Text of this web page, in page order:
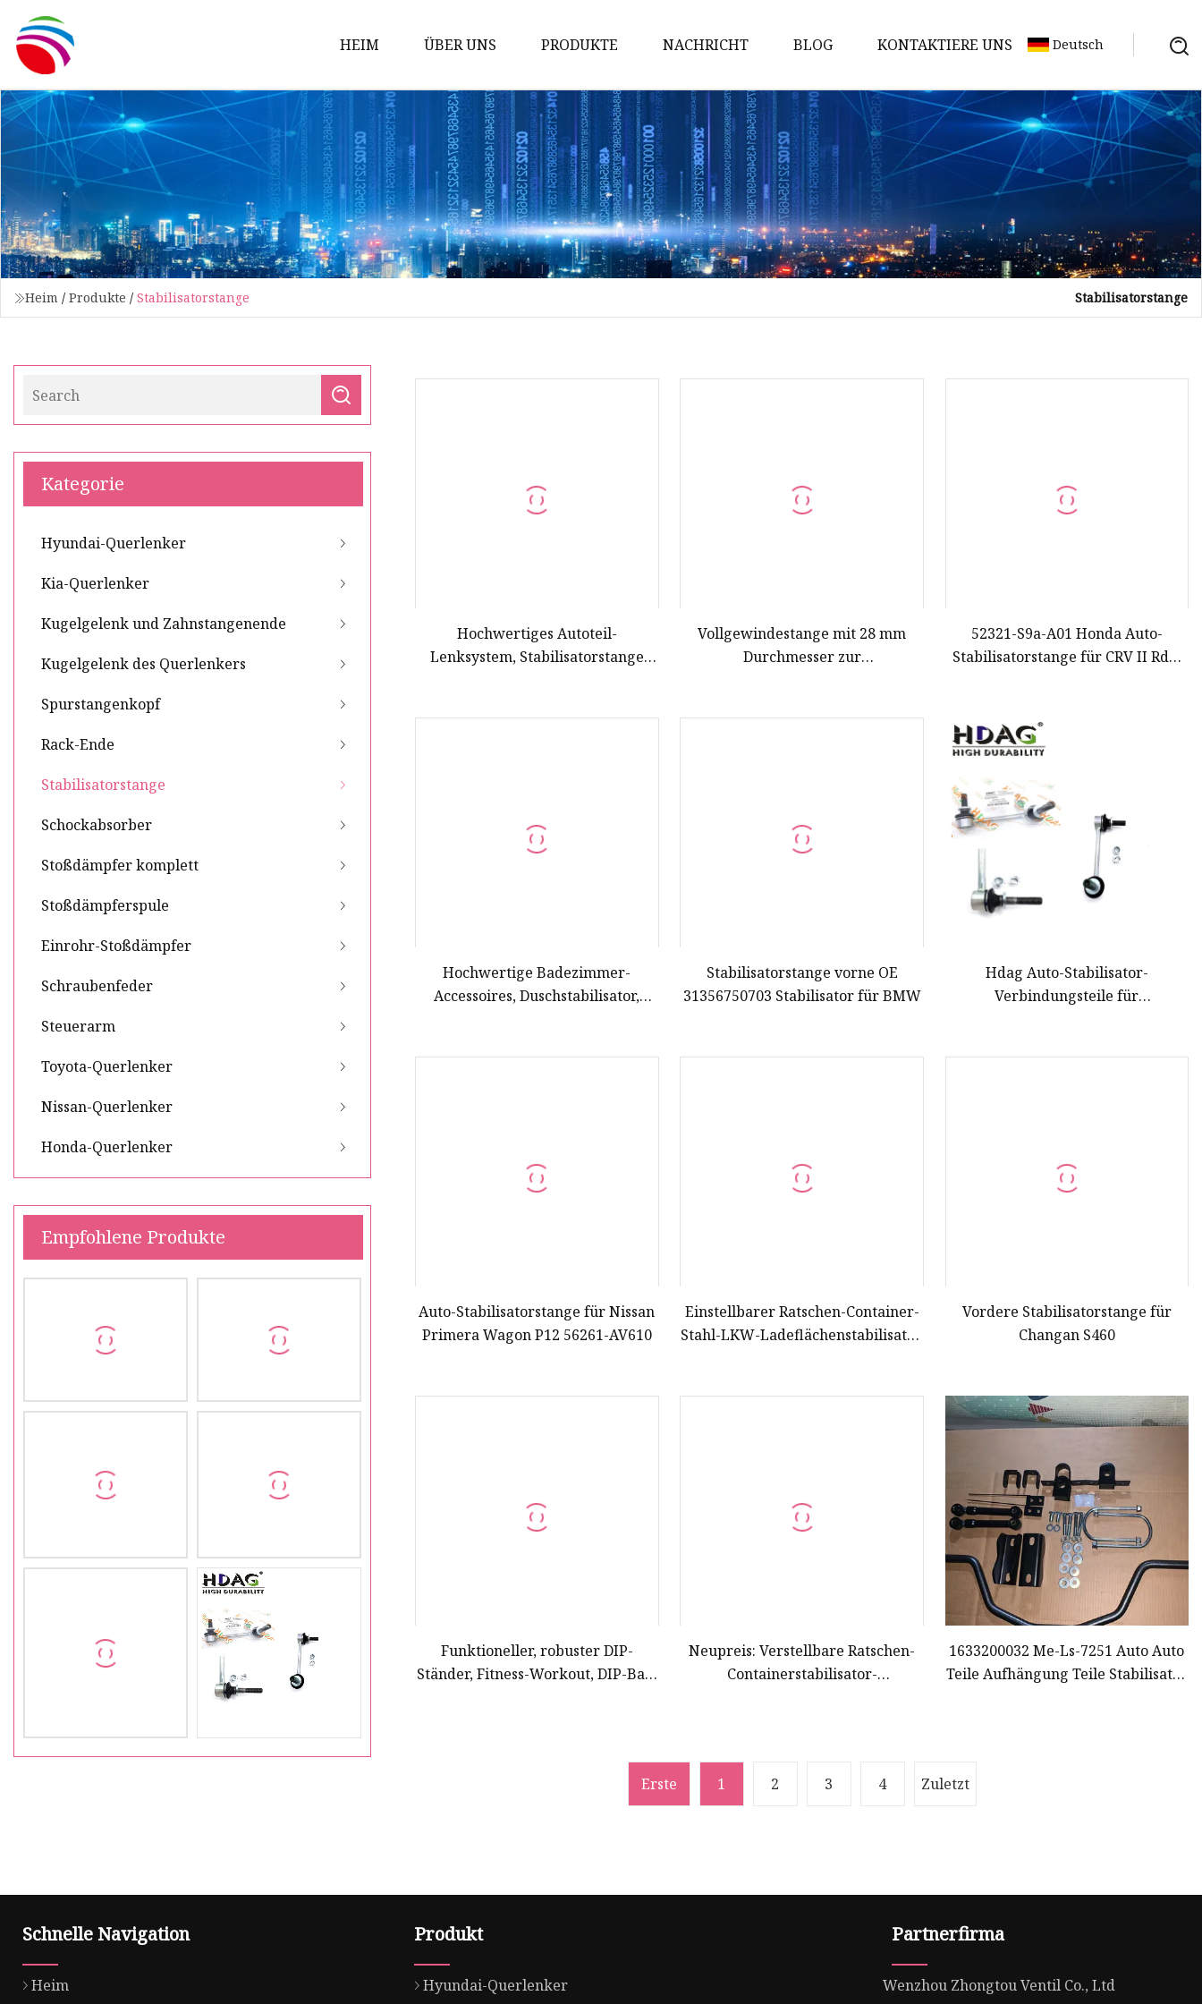
HEIM ÜBER UNS PRODUKTE
Hyundai-Querlenker
Kia-Querlenker
Kugelgelenk und
Zahnstangenende
Kugelgelenk des Querlenkers
Spurstangenkopf
NACHRICHT BLOG KONTAKTIERE UNS Deutsch
Heim / Produkte / Stabilisatorstange Stabilisatorstange
Kategorie
Hyundai-Querlenker
Kia-Querlenker
Kugelgelenk und Zahnstangenende
Kugelgelenk des Querlenkers
Spurstangenkopf
Rack-Ende
Stabilisatorstange
Schockabsorber
Stoßdämpfer komplett
Stoßdämpferspule
Einrohr-Stoßdämpfer
Schraubenfeder
Steuerarm
Toyota-Querlenker
Nissan-Querlenker
Honda-Querlenker
Empfohlene Produkte
Hochwertiges Autoteil-
Lenksystem, Stabilisatorstange
Vollgewindestange mit 28 mm
Durchmesser zur
52321-S9a-A01 Honda Auto-
Stabilisatorstange für CRV II Rd5,
Hochwertige Badezimmer-
Accessoires, Duschstabilisator,
Stabilisatorstange vorne OE
31356750703 Stabilisator für BMW
Hdag Auto-Stabilisator-
Verbindungsteile für
Auto-Stabilisatorstange für Nissan
Primera Wagon P12 56261-AV610
Einstellbarer Ratschen-Container-
Stahl-LKW-Ladeflächenstabilisator,
Vordere Stabilisatorstange für
Changan S460
Funktioneller, robuster DIP-
Ständer, Fitness-Workout, DIP-Bar-
Neupreis: Verstellbare Ratschen-
Containerstabilisator-
1633200032 Me-Ls-7251 Auto Auto
Teile Aufhängung Teile Stabilisator
Erste 1 2 3 4 Zuletzt
Schnelle Navigation
Heim
Produkt
Hyundai-Querlenker
Partnerfirma
Wenzhou Zhongtou Ventil Co., Ltd